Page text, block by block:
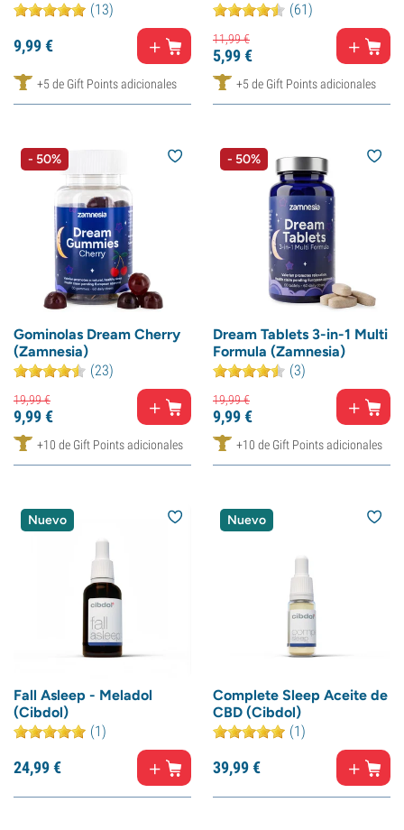
(13)
9,99€
+5 de Gift Points adicionales
(61)
11,99€
5,99€
+5 de Gift Points adicionales
- 50%
Gominolas Dream Cherry
(Zamnesia)
(23)
19,99€
9,99€
+10 de Gift Points adicionales
- 50%
Dream Tablets 3-in-1 Multi
Formula (Zamnesia)
(3)
19,99€
9,99€
+10 de Gift Points adicionales
Nuevo
Fall Asleep - Meladol
(Cibdol)
(1)
24,99€
Nuevo
Complete Sleep Aceite de
CBD (Cibdol)
(1)
39,99€